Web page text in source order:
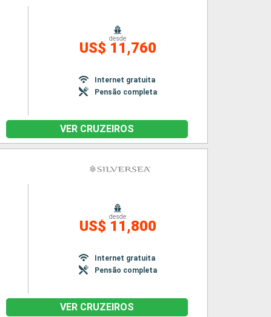
desde
US$ 11,760
Internet gratuita
Pensão completa
VER CRUZEIROS
desde
US$ 11,800
Internet gratuita
Pensão completa
VER CRUZEIROS